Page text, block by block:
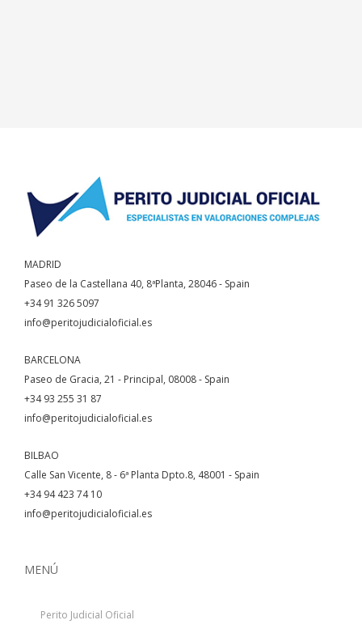
MADRID
Paseo de la Castellana 40, 8ªPlanta, 28046 - Spain
+34 91 326 5097
info@peritojudicialoficial.es
BARCELONA
Paseo de Gracia, 21 - Principal, 08008 - Spain
+34 93 255 31 87
info@peritojudicialoficial.es
BILBAO
Calle San Vicente, 8 - 6ª Planta Dpto.8, 48001 - Spain
+34 94 423 74 10
info@peritojudicialoficial.es
MENÚ
Perito Judicial Oficial